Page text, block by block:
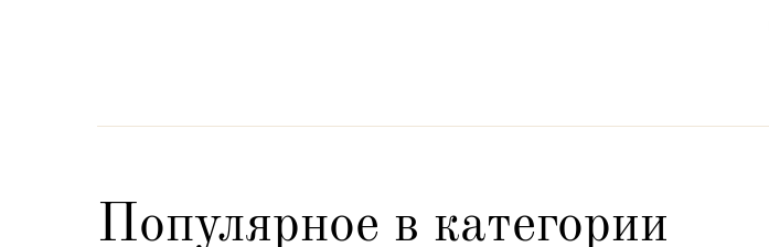
Популярное в категории